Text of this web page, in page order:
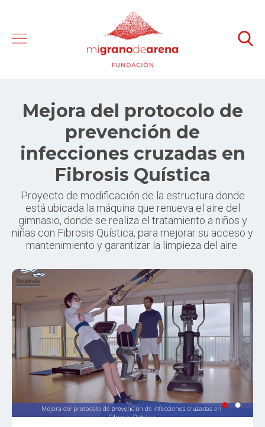
Mejora del protocolo de
prevención de
infecciones cruzadas en
Fibrosis Quística
Proyecto de modificación de la estructura donde
está ubicada la máquina que renueva el aire del
gimnasio, donde se realiza el tratamiento a niños y
niñas con Fibrosis Quística, para mejorar su acceso y
mantenimiento y garantizar la limpieza del aire.